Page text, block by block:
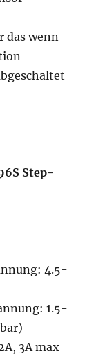
das wenn
Step-
4.5-
1.5-
3A max